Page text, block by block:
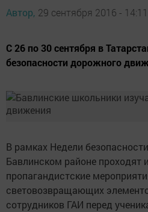
Автор, 29 сентября 2016 - 14:11
С 26 по 30 сентября в
безопасности дорожного
В рамках Недели
Бавлинском районе проходят
пропагандистские
световозвращающих
сотрудников ГАИ перед